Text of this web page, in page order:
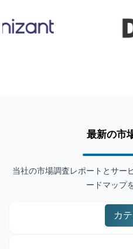
最新の市
当社の市場調査レポートとサー
ードマップ
カ